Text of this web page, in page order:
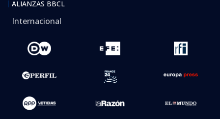
ALIANZAS BBCL
Internacional